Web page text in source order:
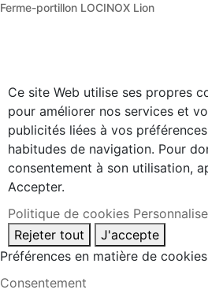
Ferme-portillon LOCINOX Lion
Ce site Web utilise ses propres
pour améliorer nos services et
publicités liées à vos
habitudes de navigation. Pour
consentement à son utilisation,
Accepter.
Politique de cookies
Rejeter tout
J'accepte
Préférences en matière de cookies
Consentement